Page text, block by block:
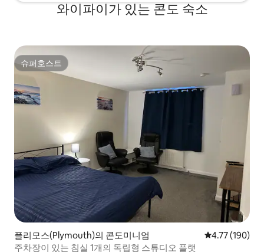
와이파이가 있는 콘도 숙소
슈퍼호스트
슈퍼호스트
플리모스(Plymouth)의 콘도미니엄 평점 4.77점(5
4.77 (190)
주차장이 있는 침실 1개의 독립형 스튜디오 플랫